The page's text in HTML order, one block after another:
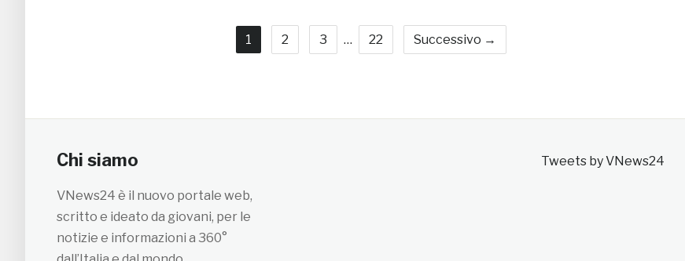
1 2 3 … 22 Successivo →
Chi siamo
VNews24 è il nuovo portale web,
scritto e ideato da giovani, per le
notizie e informazioni a 360°
Tweets by VNews24